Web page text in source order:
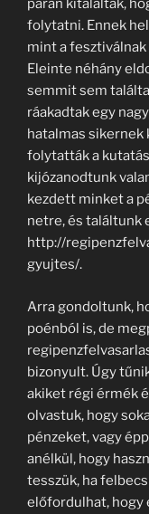
páran kitalálták,
folytatni. Ennek
mint a
Eleinte néhány
semmit sem
ráakadtak egy
hatalmas sikernek
folytatták a
kijózanodtunk
kezdett minket a
netre, és találtunk
http://
gyujtes/.
Arra gondoltunk,
poénból is, de
bizonyult. Úgy
akiket régi érmék
olvastuk, hogy
pénzeket, vagy
anélkül, hogy
tesszük, ha
előfordulhat, hogy